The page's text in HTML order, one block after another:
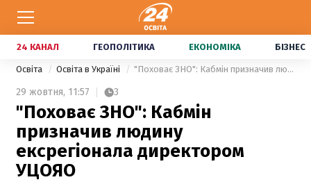
24 КАНАЛ ГЕОПОЛІТИКА ЕКОНОМІКА БІЗНЕС
Освіта Освіта в Україні "Поховає ЗНО": Кабмін призначив людину ексрегіонала директором УЦОЯО
29 жовтня, 11:57 3
"Поховає ЗНО": Кабмін
призначив людину
ексрегіонала директором
УЦОЯО